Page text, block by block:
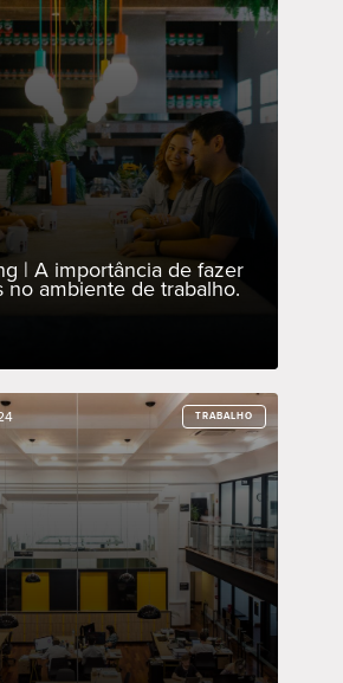
| A importância de fazer
no ambiente de trabalho.
TRABALHO
TRABALHO